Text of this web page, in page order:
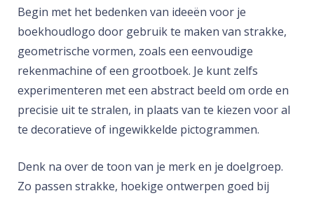
Begin met het bedenken van ideeën voor je
boekhoudlogo door gebruik te maken van strakke,
geometrische vormen, zoals een eenvoudige
rekenmachine of een grootboek. Je kunt zelfs
experimenteren met een abstract beeld om orde en
precisie uit te stralen, in plaats van te kiezen voor al
te decoratieve of ingewikkelde pictogrammen.
Denk na over de toon van je merk en je doelgroep.
Zo passen strakke, hoekige ontwerpen goed bij